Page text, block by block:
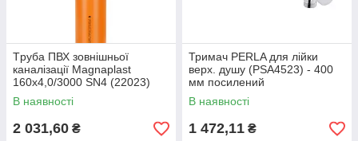
Tруба ПВХ зовнішньої
каналізації Magnaplast
160x4,0/3000 SN4 (22023)
В наявності
2 031,60 ₴
Тримач PERLA для лійки
верх. душу (PSA4523) - 400
мм посилений
В наявності
1 472,11 ₴